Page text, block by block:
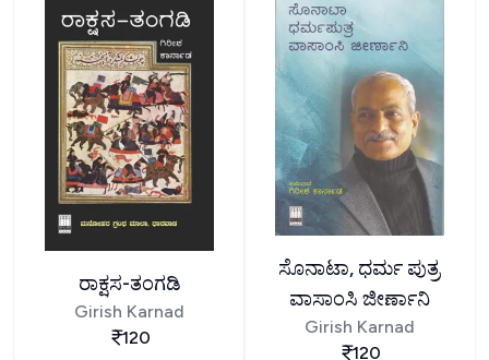
ರಾಕ್ಷಸ-ತಂಗಡಿ
Girish Karnad
120
ಸೊನಾಟಾ, ಧರ್ಮ ಪುತ್ರ
ವಾಸಾಂಸಿ ಜೀರ್ಣಾನಿ
Girish Karnad
120